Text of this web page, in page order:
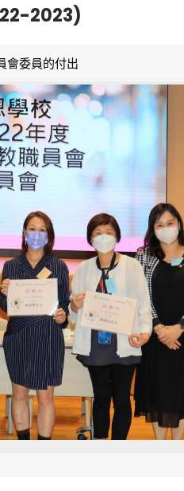
2023)
會委員的付出